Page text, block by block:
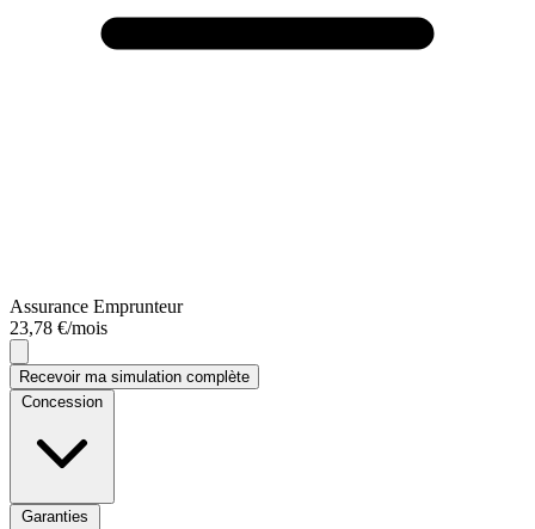
Assurance Emprunteur
23,78 €/mois
Recevoir ma simulation complète
Concession
Garanties